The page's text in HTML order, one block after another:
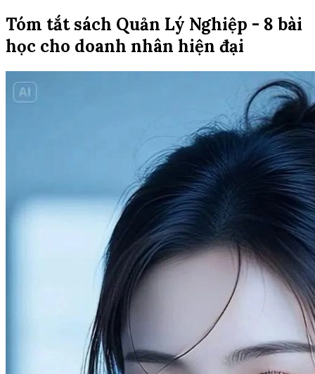
Tóm tắt sách Quản Lý Nghiệp - 8 bài
học cho doanh nhân hiện đại